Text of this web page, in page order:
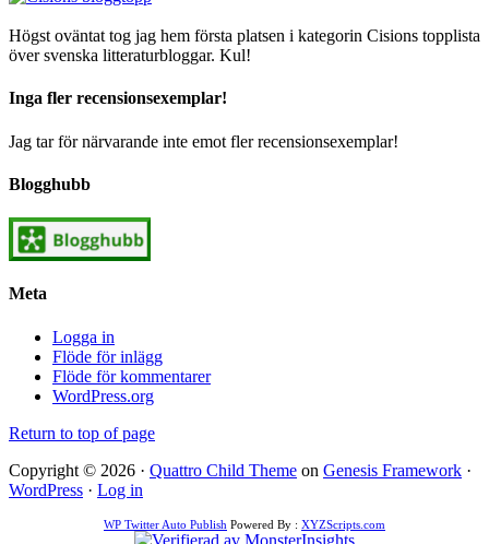
Högst oväntat tog jag hem första platsen i kategorin Cisions topplista
över svenska litteraturbloggar. Kul!
Inga fler recensionsexemplar!
Jag tar för närvarande inte emot fler recensionsexemplar!
Blogghubb
Meta
Logga in
Flöde för inlägg
Flöde för kommentarer
WordPress.org
Return to top of page
Copyright © 2026 · Quattro Child Theme on Genesis Framework ·
WordPress · Log in
WP Twitter Auto Publish Powered By : XYZScripts.com